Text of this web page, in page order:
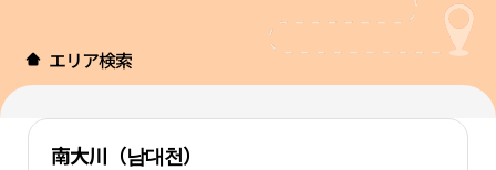
エリア検索
南大川（남대천）